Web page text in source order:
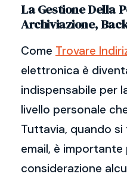
La Gestione Della
Archiviazione,
Come Trovare
elettronica è
indispensabile per
livello personale
Tuttavia, quando
email, è importante
considerazione